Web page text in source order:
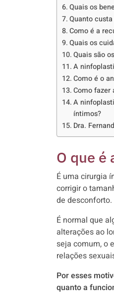
Quais os
Quanto
Como é a
Quais os
Quais são
A
Como é o
Como fazer
A
íntimos?
Dra.
O que é
É uma cirurgia
corrigir o
de desconforto.
É normal que
alterações ao
seja comum, o
relações
Por esses
quanto a